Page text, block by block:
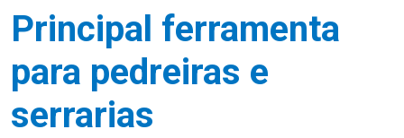
Principal ferramenta
para pedreiras e
serrarias